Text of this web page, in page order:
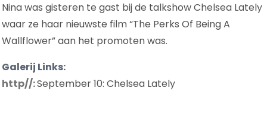
BIJ
CHELSEA
Nina was gisteren te gast bij de talkshow Chelsea Lately
waar ze haar nieuwste film “The Perks Of Being A
Wallflower” aan het promoten was.
Galerij Links:
http//:September 10: Chelsea Lately